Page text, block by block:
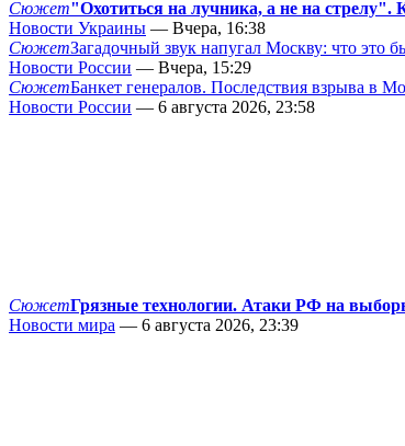
Сюжет"Охотиться на лучника, а не на стрелу".
Новости Украины — Вчера, 16:38
СюжетЗагадочный звук напугал Москву: что это
Новости России — Вчера, 15:29
СюжетБанкет генералов. Последствия взрыва в
Новости России — 6 августа 2026, 23:58
СюжетГрязные технологии. Атаки РФ на
Новости мира — 6 августа 2026, 23:39